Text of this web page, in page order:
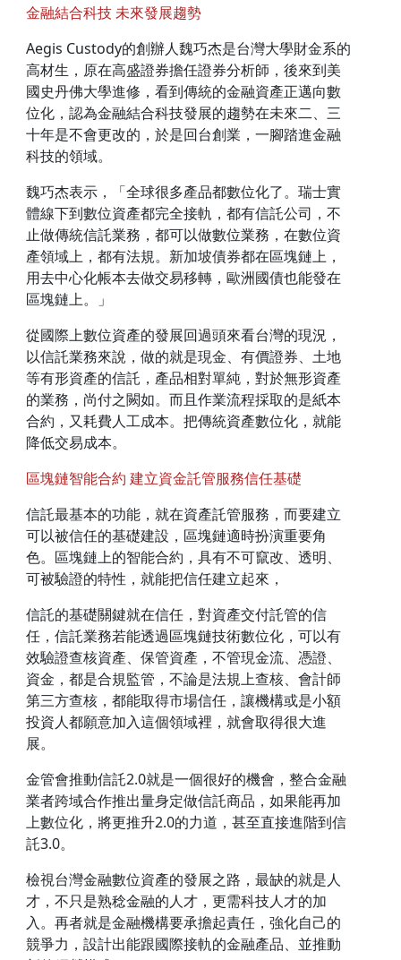
金融結合科技 未來發展趨勢
Aegis Custody的創辦人魏巧杰是台灣大學財金系的
高材生，原在高盛證券擔任證券分析師，後來到美
國史丹佛大學進修，看到傳統的金融資產正邁向數
位化，認為金融結合科技發展的趨勢在未來二、三
十年是不會更改的，於是回台創業，一腳踏進金融
科技的領域。
魏巧杰表示，「全球很多產品都數位化了。瑞士實
體線下到數位資產都完全接軌，都有信託公司，不
止做傳統信託業務，都可以做數位業務，在數位資
產領域上，都有法規。新加坡債券都在區塊鏈上，
用去中心化帳本去做交易移轉，歐洲國債也能發在
區塊鏈上。」
從國際上數位資產的發展回過頭來看台灣的現況，
以信託業務來說，做的就是現金、有價證券、土地
等有形資產的信託，產品相對單純，對於無形資產
的業務，尚付之闕如。而且作業流程採取的是紙本
合約，又耗費人工成本。把傳統資產數位化，就能
降低交易成本。
區塊鏈智能合約 建立資金託管服務信任基礎
信託最基本的功能，就在資產託管服務，而要建立
可以被信任的基礎建設，區塊鏈適時扮演重要角
色。區塊鏈上的智能合約，具有不可竄改、透明、
可被驗證的特性，就能把信任建立起來，
信託的基礎關鍵就在信任，對資產交付託管的信
任，信託業務若能透過區塊鏈技術數位化，可以有
效驗證查核資產、保管資產，不管現金流、憑證、
資金，都是合規監管，不論是法規上查核、會計師
第三方查核，都能取得市場信任，讓機構或是小額
投資人都願意加入這個領域裡，就會取得很大進
展。
金管會推動信託2.0就是一個很好的機會，整合金融
業者跨域合作推出量身定做信託商品，如果能再加
上數位化，將更推升2.0的力道，甚至直接進階到信
託3.0。
檢視台灣金融數位資產的發展之路，最缺的就是人
才，不只是熟稔金融的人才，更需科技人才的加
入。再者就是金融機構要承擔起責任，強化自己的
競爭力，設計出能跟國際接軌的金融產品、並推動